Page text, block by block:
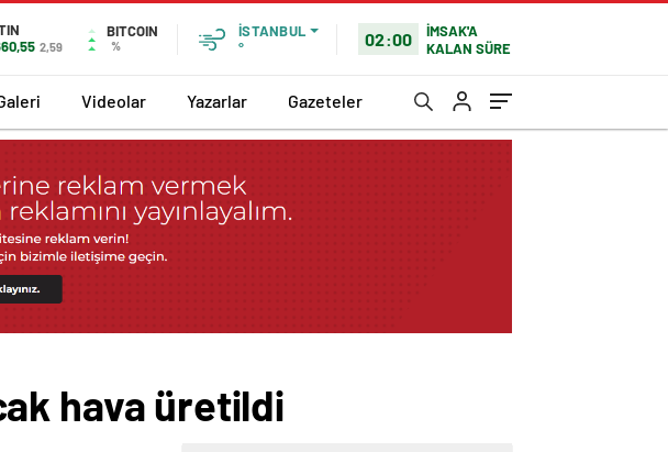
2,59
BITCOIN
%
İSTANBUL
°
02:00
İMSAK'A
KALAN SÜRE
Videolar Yazarlar Gazeteler
hava üretildi